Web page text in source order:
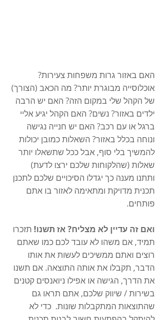
האם באזור גרות משפחות צעירות?
אוכלוסייה מבוגרת יותר? מה הכאב (הצורך)
של הקהל שלי במקום הזה? האם יש הרבה
ילדים באזור? נשים? האם הקהל יגיע אליי
ברגל או עם רכב? האם יש חנייה נגישה
ונוחה בכלל באזור? השאלות כמובן יכולות
להמשיך בלי סוף, אבל ככל שתשאלו יותר
שאלות (שהלקוחות שלכם ירצו לדעת)
ותתנו מענה כך יגדלו הסיכויים שלכם לתכנן
תכנית מדויקת ומתאימה לאזור בו אתם
פותחים.
ואם זה עדיין לא מצליח? אז תשנו! תזכרו
תמיד, אם משהו לא עובד לכם כמו שאתם
רוצים ואתם ממשיכים לעשות את אותו
הדבר, תקבלו את אותה התוצאה. אם תשנו
את הדרך, הגישה או אפילו ניואנסים קטנים
בשירות / שיווק שלכם, אתם תראו גם
שהתוצאות המתקבלות שונות.  כדי לא